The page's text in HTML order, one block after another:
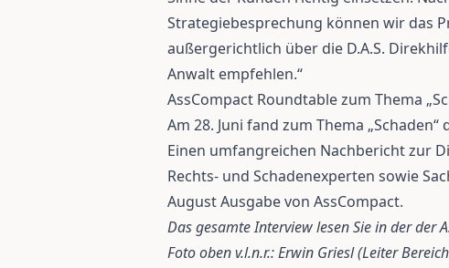
Strategiebesprechung können wir das
außergerichtlich über die D.A.S.
Anwalt empfehlen.“
AssCompact Roundtable zum Thema
Am 28. Juni fand zum Thema
Einen umfangreichen Nachbericht zur
Rechts- und Schadenexperten sowie
August Ausgabe von AssCompact.
Das gesamte Interview lesen Sie in der der
Foto oben v.l.n.r.: Erwin Griesl (Leiter